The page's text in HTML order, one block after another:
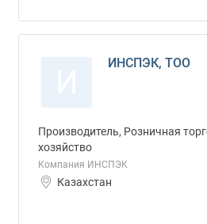
ИНСПЭК, ТОО
Производитель, Розничная
хозяйство
Компания ИНСПЭК
Казахстан